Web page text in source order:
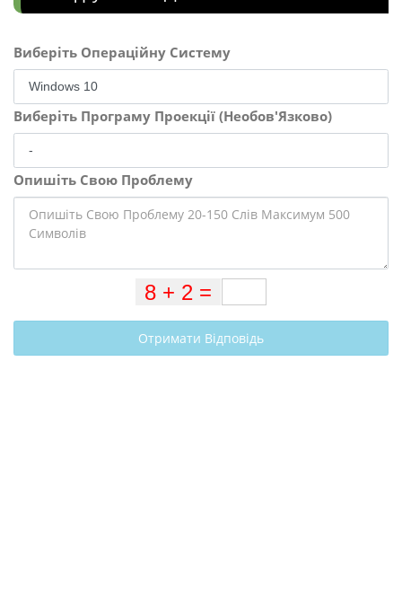
Виберіть Операційну Систему
Виберіть Програму Проекції (Необов'Язково)
Опишіть Свою Проблему
Отримати Відповідь